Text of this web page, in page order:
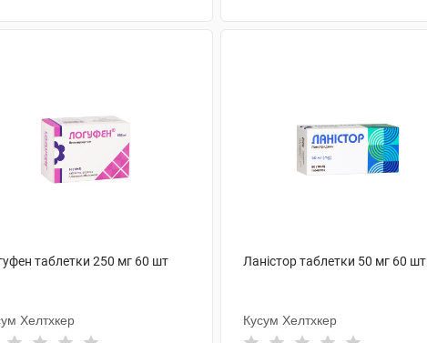
таблетки 250 мг 60 шт
Хелтхкер
Ланістор таблетки 50 мг 60 шт
Кусум Хелтхкер